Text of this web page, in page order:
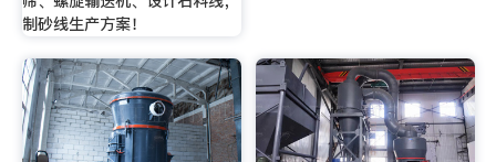
制砂线生产方案！